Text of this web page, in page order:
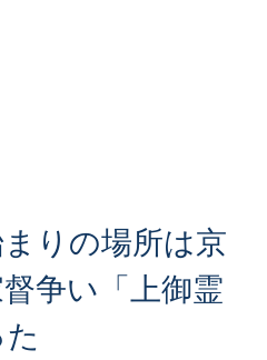
まりの場所は京
争い「上御霊